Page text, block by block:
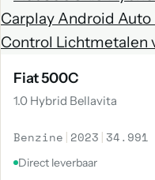
Fiat 500C
1.0 Hybrid Bellavita
Benzine | 2023 | 34.991
Direct leverbaar